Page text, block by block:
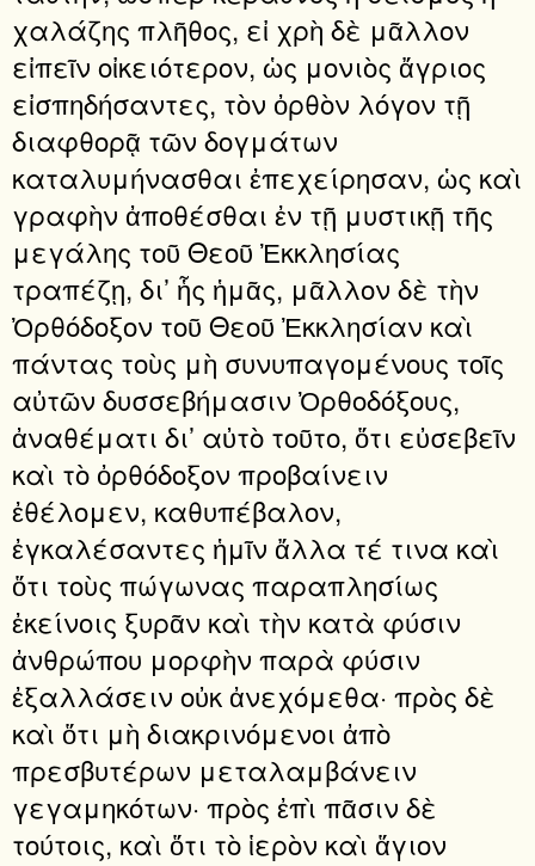
χαλάζης πλῆθος, εἰ χρὴ δὲ μᾶλλον
εἰπεῖν οἰκειότερον, ὡς μονιὸς ἄγριος
εἰσπηδήσαντες, τὸν ὀρθὸν λόγον τῇ
δια­φθορᾷ τῶν δογμάτων
καταλυμήνασθαι ἐπεχείρησαν, ὡς καὶ
γραφὴν ἀποθέσθαι ἐν τῇ μυστικῇ τῆς
μεγάλης τοῦ Θεοῦ Ἐκ­κλησίας
τραπέζῃ, δι’ ἧς ἡμᾶς, μᾶλλον δὲ τὴν
Ὀρθόδοξον τοῦ Θεοῦ Ἐκκλησίαν καὶ
πάντας τοὺς μὴ συνυπαγομένους τοῖς
αὐτῶν δυσσεβήμασιν Ὀρθοδόξους,
ἀναθέματι δι’ αὐτὸ τοῦτο, ὅτι εὐσεβεῖν
καὶ τὸ ὀρθόδοξον προβαίνειν
ἐθέλομεν, καθυπέβαλον,
ἐγκαλέσαντες ἡμῖν ἄλλα τέ τινα καὶ
ὅτι τοὺς πώγωνας παραπλησίως
ἐκείνοις ξυρᾶν καὶ τὴν κατὰ φύσιν
ἀνθρώπου μορφὴν παρὰ φύσιν
ἐξαλλάσειν οὐκ ἀνεχόμεθα· πρὸς δὲ
καὶ ὅτι μὴ διακρινόμενοι ἀπὸ
πρεσβυτέρων μεταλαμβάνειν
γεγαμηκότων· πρὸς ἐπὶ πᾶσιν δὲ
τούτοις, καὶ ὅτι τὸ ἱερὸν καὶ ἅγιον